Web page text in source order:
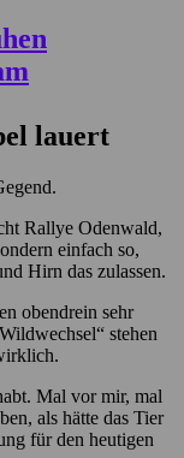
lauert
Rallye Odenwald,
einfach so,
Hirn das zulassen.
obendrein sehr
stehen
Mal vor mir, mal
als hätte das Tier
für den heutigen